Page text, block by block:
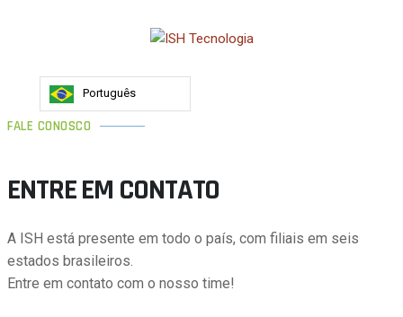
Português
FALE CONOSCO
ENTRE EM CONTATO
A ISH está presente em todo o país, com filiais em seis
estados brasileiros.
Entre em contato com o nosso time!